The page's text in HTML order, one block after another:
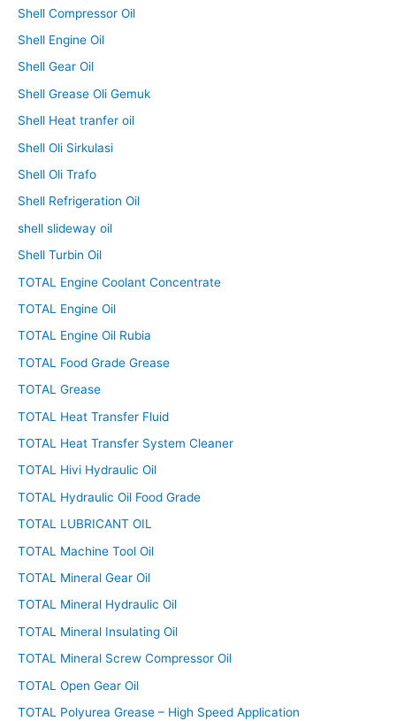
Shell Compressor Oil
Shell Engine Oil
Shell Gear Oil
Shell Grease Oli Gemuk
Shell Heat tranfer oil
Shell Oli Sirkulasi
Shell Oli Trafo
Shell Refrigeration Oil
shell slideway oil
Shell Turbin Oil
TOTAL Engine Coolant Concentrate
TOTAL Engine Oil
TOTAL Engine Oil Rubia
TOTAL Food Grade Grease
TOTAL Grease
TOTAL Heat Transfer Fluid
TOTAL Heat Transfer System Cleaner
TOTAL Hivi Hydraulic Oil
TOTAL Hydraulic Oil Food Grade
TOTAL LUBRICANT OIL
TOTAL Machine Tool Oil
TOTAL Mineral Gear Oil
TOTAL Mineral Hydraulic Oil
TOTAL Mineral Insulating Oil
TOTAL Mineral Screw Compressor Oil
TOTAL Open Gear Oil
TOTAL Polyurea Grease – High Speed Application